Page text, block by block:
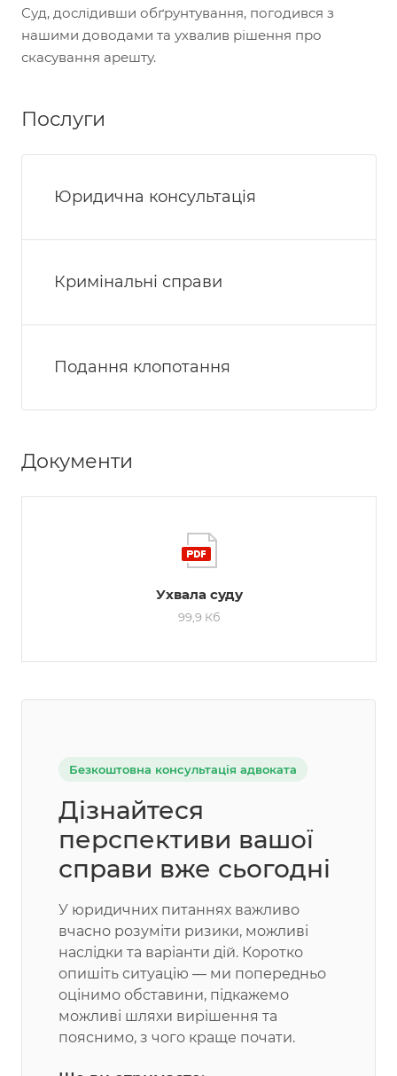
Суд, дослідивши обґрунтування, погодився з
нашими доводами та ухвалив рішення про
скасування арешту.
Послуги
Юридична консультація
Кримінальні справи
Подання клопотання
Документи
Ухвала суду
99,9 Кб
Безкоштовна консультація адвоката
Дізнайтеся
перспективи вашої
справи вже сьогодні
У юридичних питаннях важливо
вчасно розуміти ризики, можливі
наслідки та варіанти дій. Коротко
опишіть ситуацію — ми попередньо
оцінимо обставини, підкажемо
можливі шляхи вирішення та
пояснимо, з чого краще почати.